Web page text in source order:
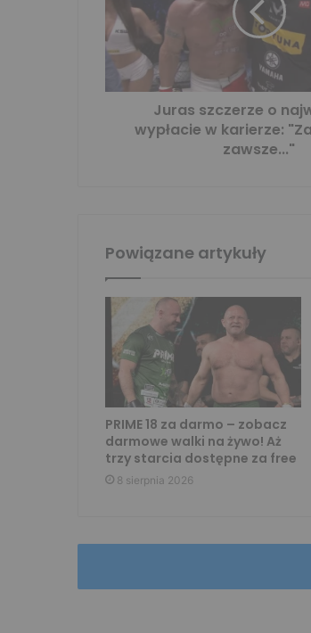
Juras szczerze o
wypłacie w karierze:
zawsze..."
Powiązane artykuły
PRIME 18 za darmo – zobacz
darmowe walki na żywo! Aż
trzy starcia dostępne za free
8 sierpnia 2026